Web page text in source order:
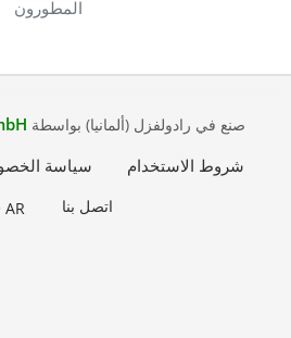
المطورون
صنع في رادولفزل (ألمانيا) بواسطة
شروط الاستخدام
سياسة
اتصل بنا AR